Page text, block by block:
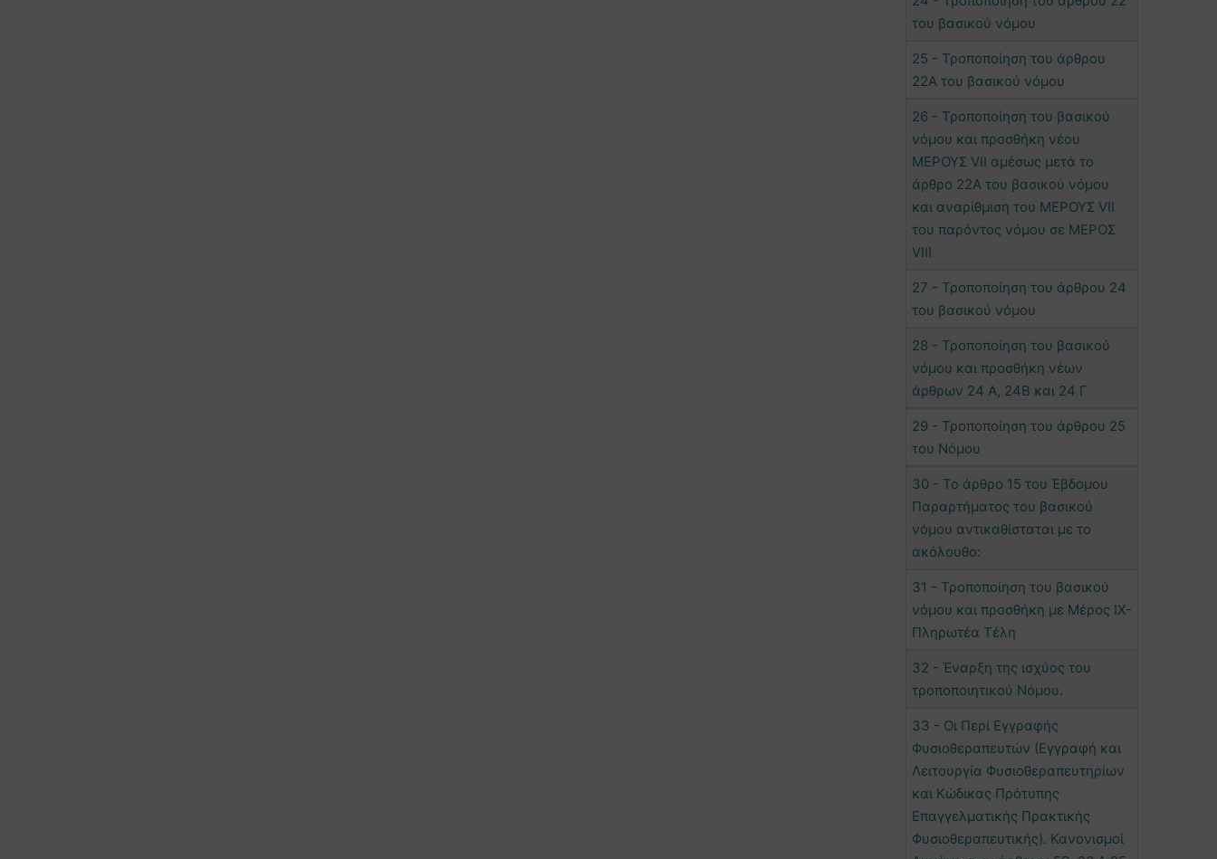
του βασικού νόμου
25 - Τροποποίηση του άρθρου
22Α του βασικού νόμου
26 - Τροποποίηση του βασικού
νόμου και προσθήκη νέου
ΜΕΡΟΥΣ VII αμέσως μετά το
άρθρο 22Α του βασικού νόμου
και αναρίθμιση του ΜΕΡΟΥΣ VII
του παρόντος νόμου σε ΜΕΡΟΣ
VIII
27 - Τροποποίηση του άρθρου 24
του βασικού νόμου
28 - Τροποποίηση του βασικού
νόμου και προσθήκη νέων
άρθρων 24 Α, 24Β και 24 Γ
29 - Τροποποίηση του άρθρου 25
του Νόμου
30 - Το άρθρο 15 του Έβδομου
Παραρτήματος του βασικού
νόμου αντικαθίσταται με το
ακόλουθο:
31 - Τροποποίηση του βασικού
νόμου και προσθήκη με Μέρος IX-
Πληρωτέα Τέλη
32 - Έναρξη της ισχύος του
τροποποιητικού Νόμου.
33 - Οι Περί Εγγραφής
Φυσιοθεραπευτών (Εγγραφή και
Λειτουργία Φυσιοθεραπευτηρίων
και Κώδικας Πρότυπης
Επαγγελματικής Πρακτικής
Φυσιοθεραπευτικής). Κανονισμοί